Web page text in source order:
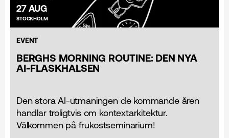
27 AUG
STOCKHOLM
EVENT
BERGHS MORNING ROUTINE: DEN NYA
AI-FLASKHALSEN
Den stora AI-utmaningen de kommande åren
handlar troligtvis om kontextarkitektur.
Välkommen på frukostseminarium!